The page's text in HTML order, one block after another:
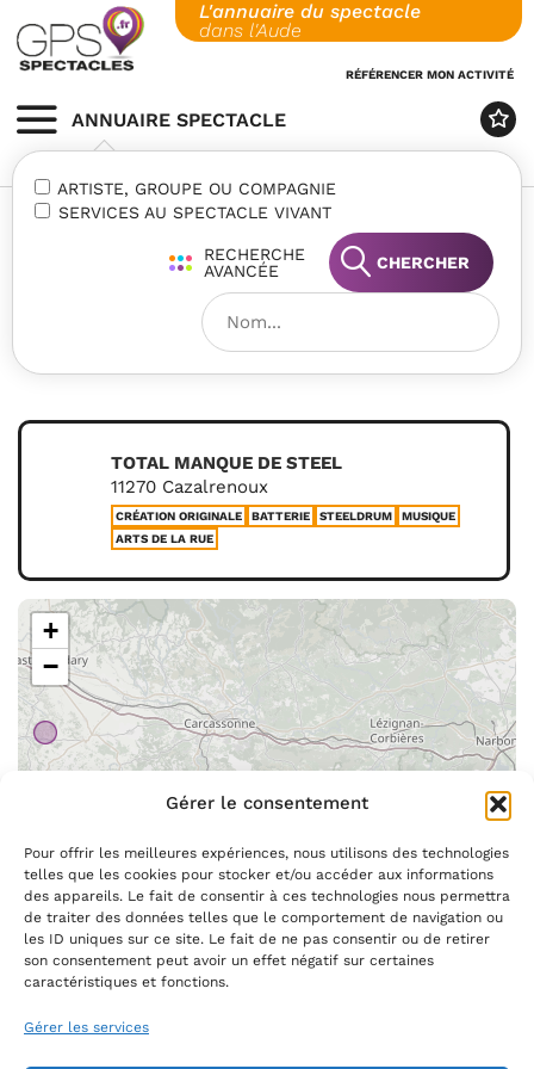
Gérer le consentement
Pour offrir les meilleures expériences, nous utilisons des technologies
telles que les cookies pour stocker et/ou accéder aux informations
des appareils. Le fait de consentir à ces technologies nous permettra
de traiter des données telles que le comportement de navigation ou
les ID uniques sur ce site. Le fait de ne pas consentir ou de retirer
son consentement peut avoir un effet négatif sur certaines
caractéristiques et fonctions.
Gérer les services
to
content
L'annuaire du spectacle
dans l'Aude
RÉFÉRENCER MON ACTIVITÉ
MENU
ANNUAIRE SPECTACLE
ARTISTE, GROUPE OU COMPAGNIE
SERVICES AU SPECTACLE VIVANT
RECHERCHE
AVANCÉE
CHERCHER
TOTAL MANQUE DE STEEL
11270 Cazalrenoux
CRÉATION ORIGINALE BATTERIE STEELDRUM
MUSIQUE
ARTS DE LA RUE
+
−
Leaflet |©OpenStreetMap